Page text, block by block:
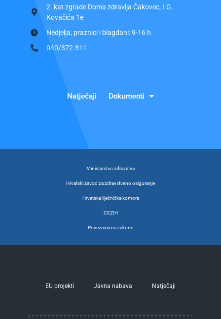
2. kat zgrade Doma zdravlja Čakovec, I.G.
Kovačića 1e
Nedjelja, praznici i blagdani: 9-16 h
040/372-311
Natječaji Dokumenti
Ministarstvo zdravstva
Hrvatski zavod za zdravstveno osiguranje
Hrvatska liječnička komora
CEZIH
Poveznica na zakone
EU projekti Javna nabava Natječaji